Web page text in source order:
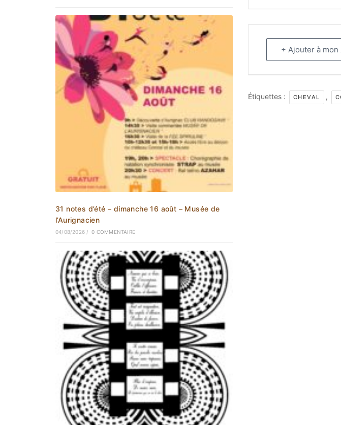
31 notes d’été – dimanche 16 août – Musée de
l’Aurignacien
04/08/2026 / 0 COMMENTAIRE
+ Ajouter à mon
Étiquettes : CHEVAL ,